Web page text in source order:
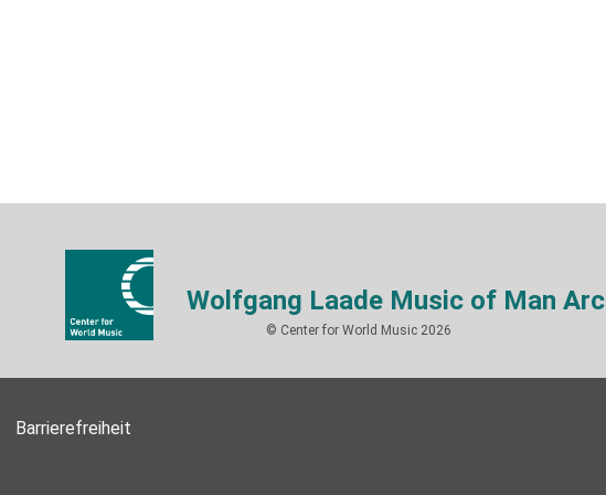
Wolfgang Laade Music of Man
© Center for World Music 2026
Barrierefreiheit